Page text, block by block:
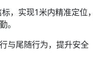
，实现1米内精准定位，
。
与尾随行为，提升安全